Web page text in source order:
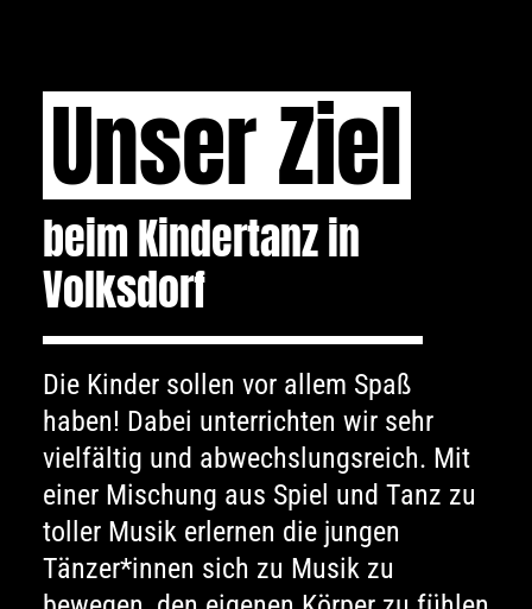
Unser Ziel
beim Kindertanz in
Volksdorf
Die Kinder sollen vor allem Spaß
haben! Dabei unterrichten wir sehr
vielfältig und abwechslungsreich. Mit
einer Mischung aus Spiel und Tanz zu
toller Musik erlernen die jungen
Tänzer*innen sich zu Musik zu